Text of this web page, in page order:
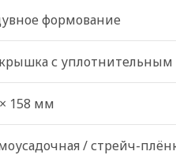
формование
с уплотнительным
158 мм
/ стрейч-